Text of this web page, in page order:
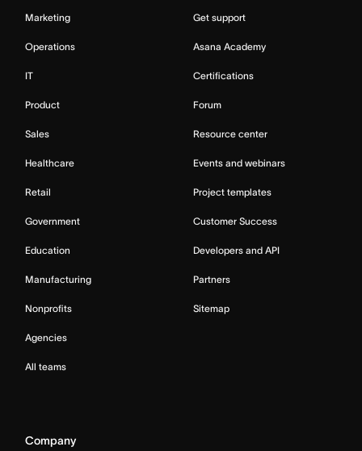
Marketing
Operations
IT
Product
Sales
Healthcare
Retail
Government
Education
Manufacturing
Nonprofits
Agencies
All teams
Get support
Asana Academy
Certifications
Forum
Resource center
Events and webinars
Project templates
Customer Success
Developers and API
Partners
Sitemap
Company